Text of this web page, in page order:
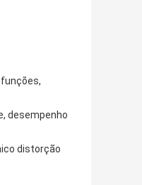
desempenho
distorção